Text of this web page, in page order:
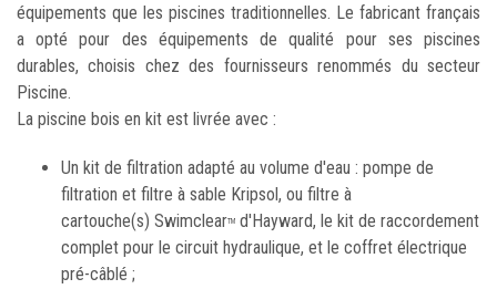
équipements que les piscines traditionnelles. Le fabricant français
a opté pour des équipements de qualité pour ses piscines
durables, choisis chez des fournisseurs renommés du secteur
Piscine.
La piscine bois en kit est livrée avec :
Un kit de filtration adapté au volume d'eau : pompe de
filtration et filtre à sable Kripsol, ou filtre à
cartouche(s) SwimclearTM d'Hayward, le kit de raccordement
complet pour le circuit hydraulique, et le coffret électrique
pré-câblé ;